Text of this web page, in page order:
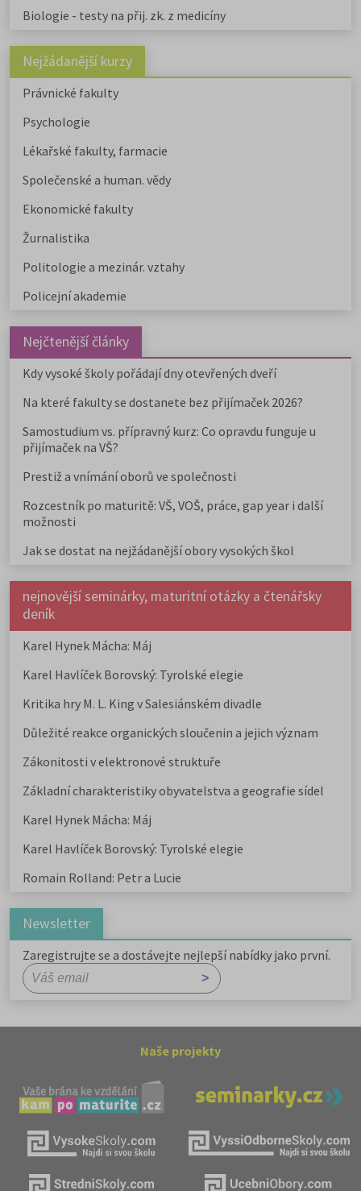
Biologie - testy na přij. zk. z medicíny
Nejžádanější kurzy
Právnické fakulty
Psychologie
Lékařské fakulty, farmacie
Společenské a human. vědy
Ekonomické fakulty
Žurnalistika
Politologie a mezinár. vztahy
Policejní akademie
Nejčtenější články
Kdy vysoké školy pořádají dny otevřených dveří
Na které fakulty se dostanete bez přijímaček 2026?
Samostudium vs. přípravný kurz: Co opravdu funguje u
přijímaček na VŠ?
Prestiž a vnímání oborů ve společnosti
Rozcestník po maturitě: VŠ, VOŠ, práce, gap year i další
možnosti
Jak se dostat na nejžádanější obory vysokých škol
nejnovější seminárky, maturitní otázky a čtenářsky
deník
Karel Hynek Mácha: Máj
Karel Havlíček Borovský: Tyrolské elegie
Kritika hry M. L. King v Salesiánském divadle
Důležité reakce organických sloučenin a jejich význam
Zákonitosti v elektronové struktuře
Základní charakteristiky obyvatelstva a geografie sídel
Karel Hynek Mácha: Máj
Karel Havlíček Borovský: Tyrolské elegie
Romain Rolland: Petr a Lucie
Newsletter
Zaregistrujte se a dostávejte nejlepší nabídky jako první.
Naše projekty